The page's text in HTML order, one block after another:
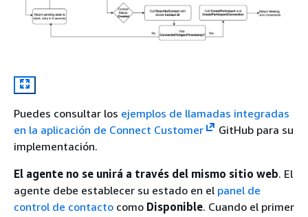
Puedes consultar los ejemplos de llamadas integradas
en la aplicación de Connect Customer
GitHub para su
implementación.
El agente no se unirá a través del mismo sitio web. El
agente debe establecer su estado en el panel de
control de contacto como Disponible. Cuando el primer